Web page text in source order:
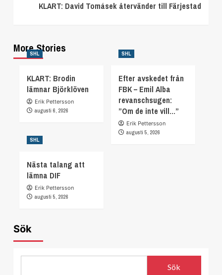
KLART: David Tomásek återvänder till Färjestad
More Stories
SHL
KLART: Brodin
lämnar Björklöven
Erik Pettersson
augusti 6, 2026
SHL
Efter avskedet från
FBK – Emil Alba
revanschsugen:
”Om de inte vill…”
Erik Pettersson
augusti 5, 2026
SHL
Nästa talang att
lämna DIF
Erik Pettersson
augusti 5, 2026
Sök
Sök